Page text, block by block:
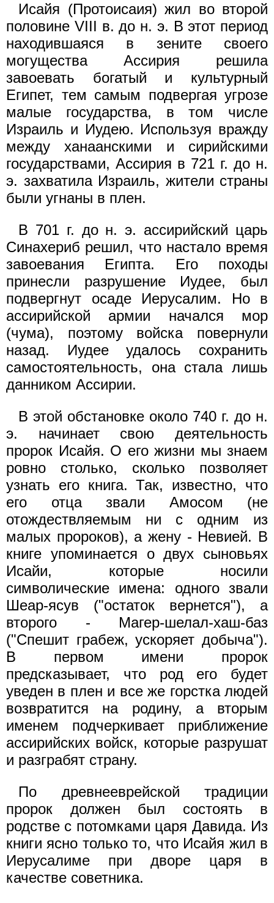
Исайя (Протоисаия) жил во второй
половине VIII в. до н. э. В этот период
находившаяся в зените своего
могущества Ассирия решила
завоевать богатый и культурный
Египет, тем самым подвергая угрозе
малые государства, в том числе
Израиль и Иудею. Используя вражду
между ханаанскими и сирийскими
государствами, Ассирия в 721 г. до н.
э. захватила Израиль, жители страны
были угнаны в плен.
В 701 г. до н. э. ассирийский царь
Синахериб решил, что настало время
завоевания Египта. Его походы
принесли разрушение Иудее, был
подвергнут осаде Иерусалим. Но в
ассирийской армии начался мор
(чума), поэтому войска повернули
назад. Иудее удалось сохранить
самостоятельность, она стала лишь
данником Ассирии.
В этой обстановке около 740 г. до н.
э. начинает свою деятельность
пророк Исайя. О его жизни мы знаем
ровно столько, сколько позволяет
узнать его книга. Так, известно, что
его отца звали Амосом (не
отождествляемым ни с одним из
малых пророков), а жену - Невией. В
книге упоминается о двух сыновьях
Исайи, которые носили
символические имена: одного звали
Шеар-ясув ("остаток вернется"), а
второго - Магер-шелал-хаш-баз
("Спешит грабеж, ускоряет добыча").
В первом имени пророк
предсказывает, что род его будет
уведен в плен и все же горстка людей
возвратится на родину, а вторым
именем подчеркивает приближение
ассирийских войск, которые разрушат
и разграбят страну.
По древнееврейской традиции
пророк должен был состоять в
родстве с потомками царя Давида. Из
книги ясно только то, что Исайя жил в
Иерусалиме при дворе царя в
качестве советника.